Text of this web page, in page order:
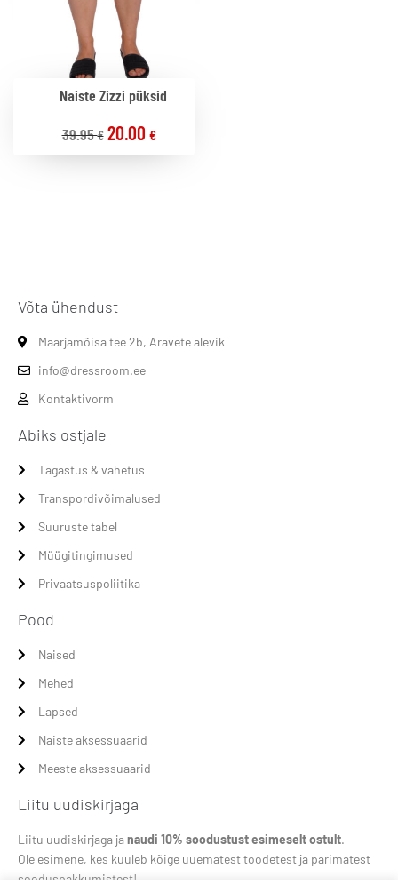
Naiste Zizzi püksid
39.95€ 20.00 €
Võta ühendust
Maarjamõisa tee 2b, Aravete alevik
info@dressroom.ee
Kontaktivorm
Abiks ostjale
Tagastus & vahetus
Transpordivõimalused
Suuruste tabel
Müügitingimused
Privaatsuspoliitika
Pood
Naised
Mehed
Lapsed
Naiste aksessuaarid
Meeste aksessuaarid
Liitu uudiskirjaga
Liitu uudiskirjaga janaudi 10% soodustust esimeselt ostult.
Ole esimene, kes kuuleb kõige uuematest toodetest ja parimatest
sooduspakkumistest!